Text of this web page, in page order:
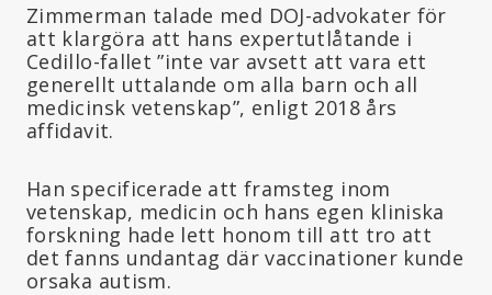
Zimmerman talade med DOJ-advokater för
att klargöra att hans expertutlåtande i
Cedillo-fallet ”inte var avsett att vara ett
generellt uttalande om alla barn och all
medicinsk vetenskap”, enligt 2018 års
affidavit.
Han specificerade att framsteg inom
vetenskap, medicin och hans egen kliniska
forskning hade lett honom till att tro att
det fanns undantag där vaccinationer kunde
orsaka autism.